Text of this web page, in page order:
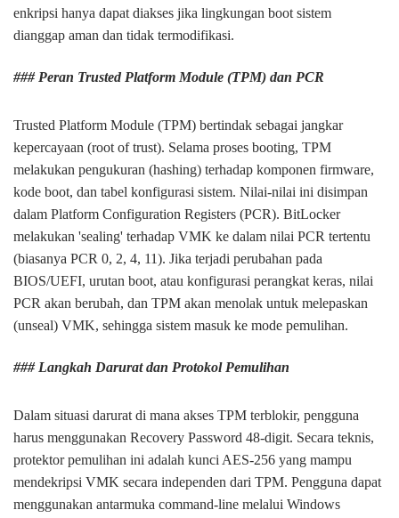
enkripsi hanya dapat diakses jika lingkungan boot sistem
dianggap aman dan tidak termodifikasi.
### Peran Trusted Platform Module (TPM) dan PCR
Trusted Platform Module (TPM) bertindak sebagai jangkar
kepercayaan (root of trust). Selama proses booting, TPM
melakukan pengukuran (hashing) terhadap komponen firmware,
kode boot, dan tabel konfigurasi sistem. Nilai-nilai ini disimpan
dalam Platform Configuration Registers (PCR). BitLocker
melakukan 'sealing' terhadap VMK ke dalam nilai PCR tertentu
(biasanya PCR 0, 2, 4, 11). Jika terjadi perubahan pada
BIOS/UEFI, urutan boot, atau konfigurasi perangkat keras, nilai
PCR akan berubah, dan TPM akan menolak untuk melepaskan
(unseal) VMK, sehingga sistem masuk ke mode pemulihan.
### Langkah Darurat dan Protokol Pemulihan
Dalam situasi darurat di mana akses TPM terblokir, pengguna
harus menggunakan Recovery Password 48-digit. Secara teknis,
protektor pemulihan ini adalah kunci AES-256 yang mampu
mendekripsi VMK secara independen dari TPM. Pengguna dapat
menggunakan antarmuka command-line melalui Windows